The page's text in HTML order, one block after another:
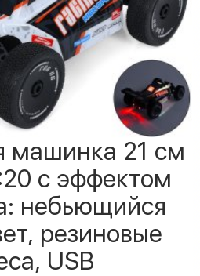
машинка 21 см
с эффектом
небьющийся
резиновые
USB